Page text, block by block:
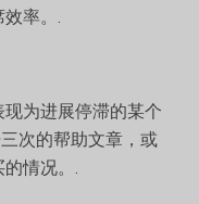
率。.
为进展停滞的某个
次的帮助文章，或
情况。.